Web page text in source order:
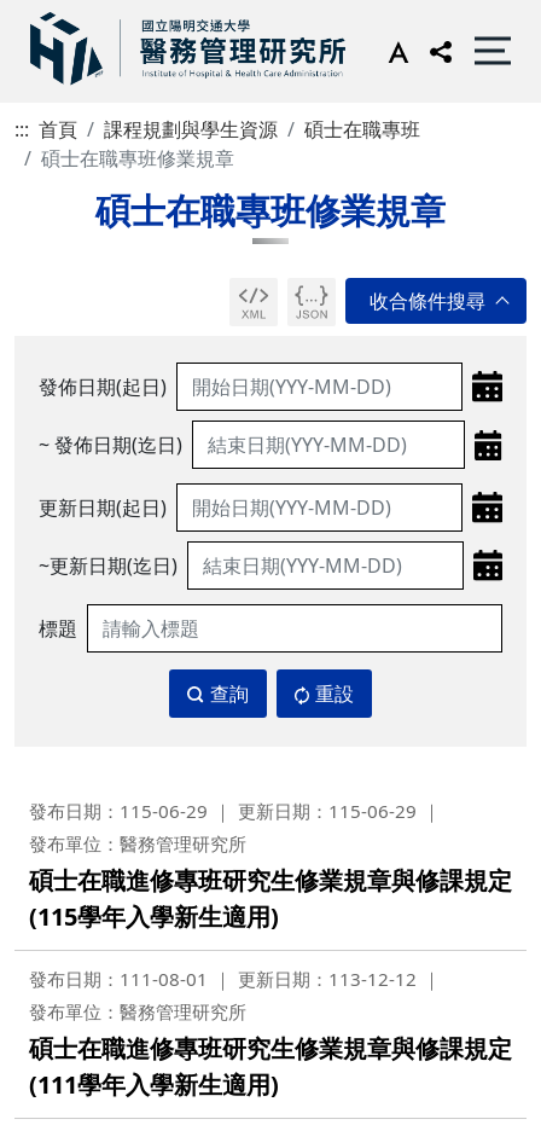
::: 首頁 課程規劃與學生資源
碩士在職專班
碩士在職專班修業規章
碩士在職專班修業規章
發佈日期(起日)
~ 發佈日期(迄日)
更新日期(起日)
~更新日期(迄日)
標題
查詢 重設
發布日期：115-06-29
更新日期：115-06-29
發布單位：醫務管理研究所
碩士在職進修專班研究生修業規章與修課規定
(115學年入學新生適用)
發布日期：111-08-01
更新日期：113-12-12
發布單位：醫務管理研究所
碩士在職進修專班研究生修業規章與修課規定
(111學年入學新生適用)